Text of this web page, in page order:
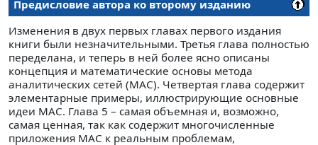
Предисловие автора ко второму изданию
Изменения в двух первых главах первого издания
книги были незначительными. Третья глава полностью
переделана, и теперь в ней более ясно описаны
концепция и математические основы метода
аналитических сетей (МАС). Четвертая глава содержит
элементарные примеры, иллюстрирующие основные
идеи МАС. Глава 5 – самая объемная и, возможно,
самая ценная, так как содержит многочисленные
приложения МАС к реальным проблемам,